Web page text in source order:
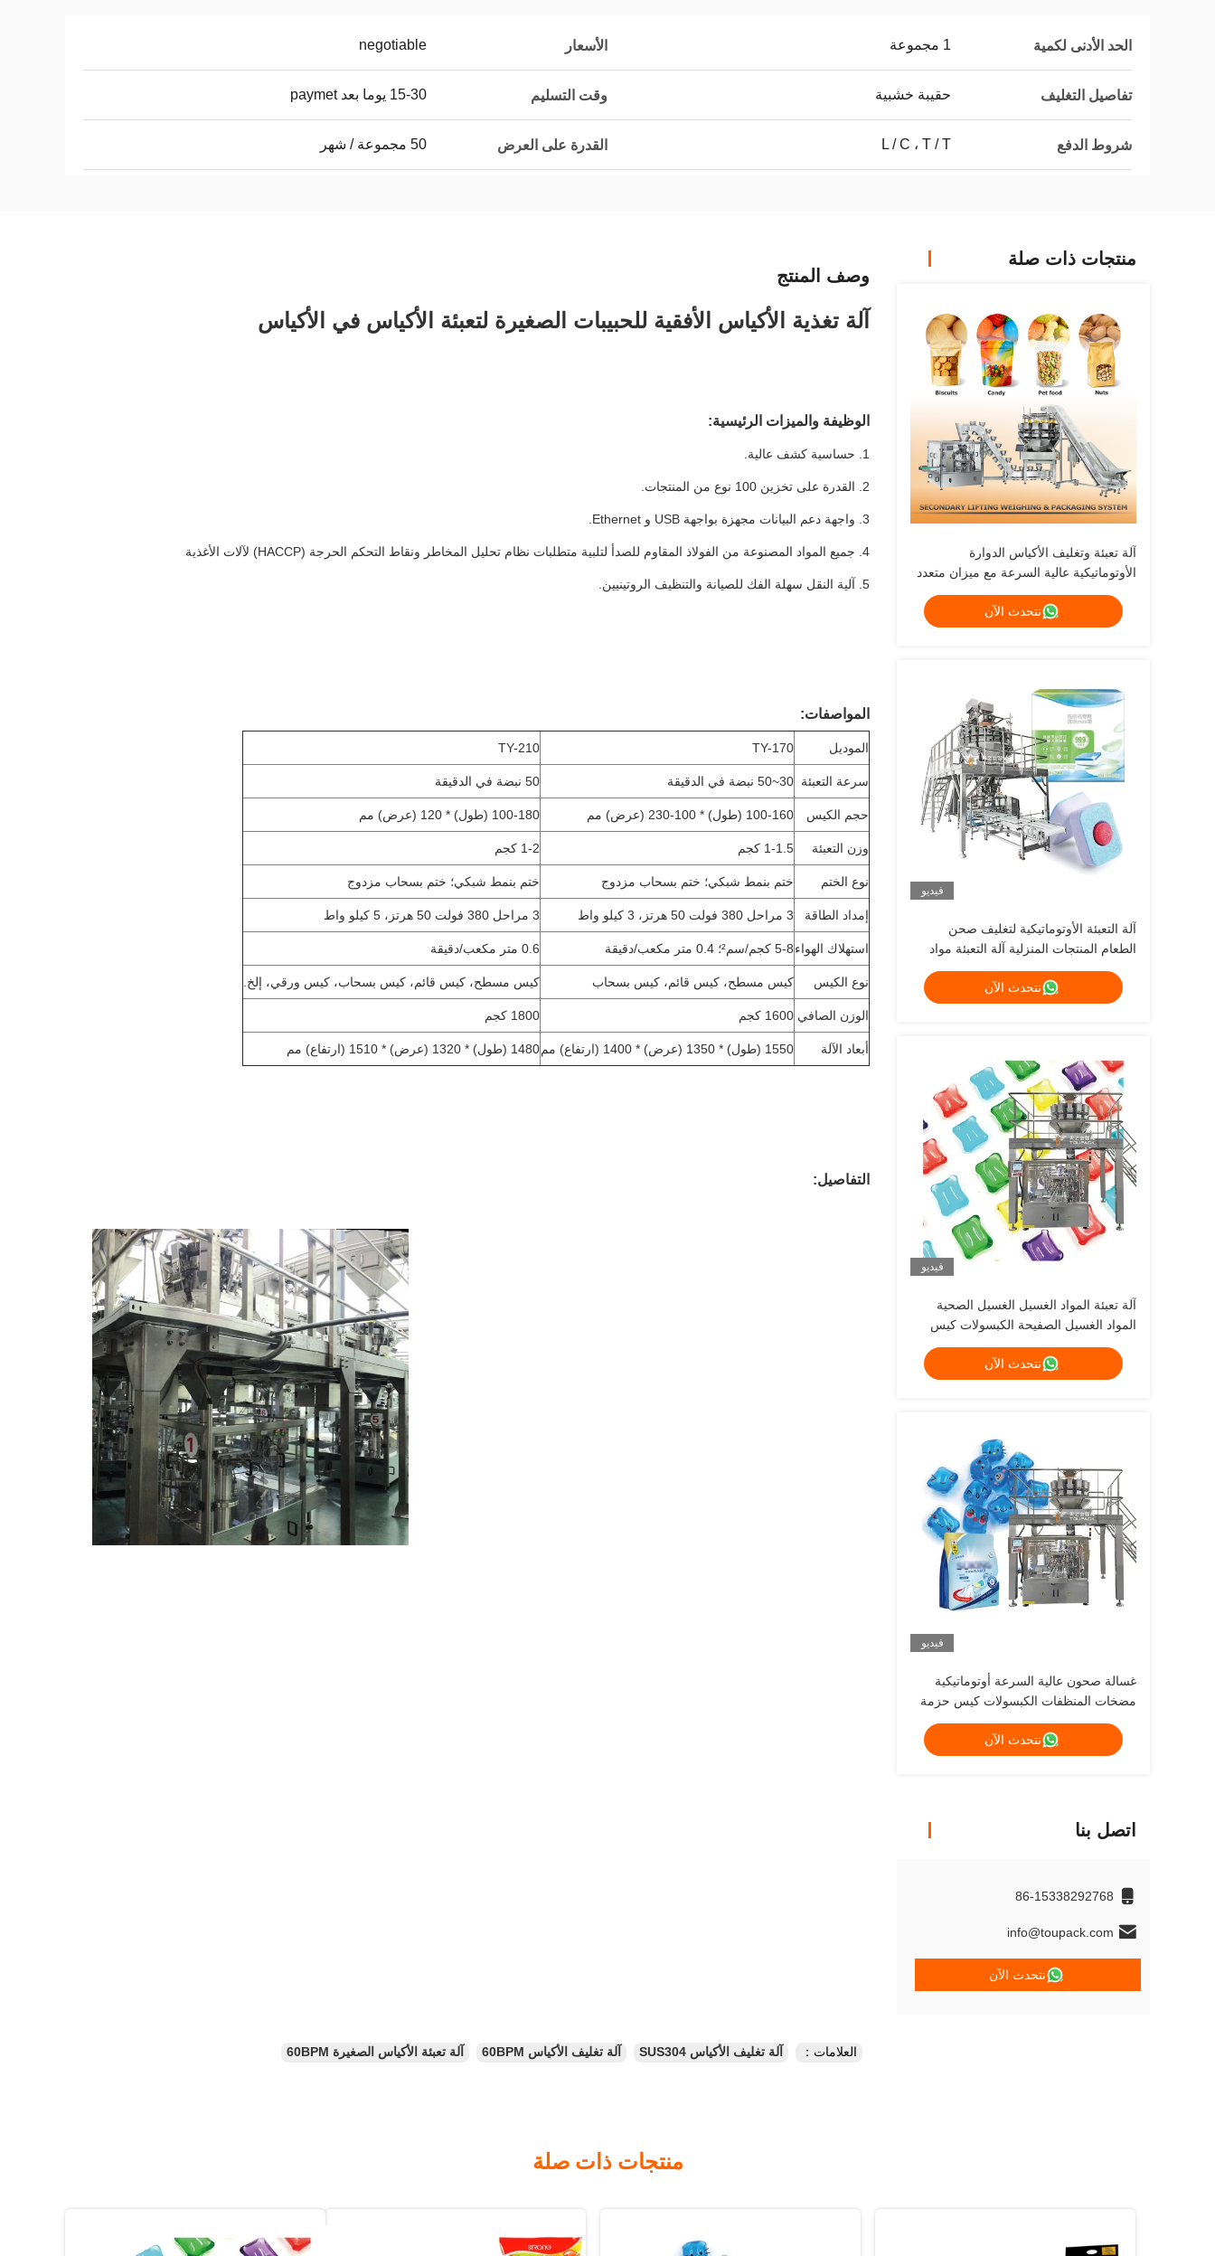
الحد الأدنى لكمية 1 مجموعة الأسعار negotiable
تفاصيل التغليف حقيبة خشبية وقت التسليم 15-30 يوما بعد paymet
شروط الدفع L / C ، T / T القدرة على العرض 50 مجموعة / شهر
منتجات ذات صلة
آلة تعبئة وتغليف الأكياس الدوارة
الأوتوماتيكية عالية السرعة مع ميزان متعدد
الرؤوس 10/14
نتحدث الآن
فيديو
آلة التعبئة الأوتوماتيكية لتغليف صحن
الطعام المنتجات المنزلية آلة التعبئة مواد
التنظيف آلة التعبئة الصفيحة
نتحدث الآن
فيديو
آلة تعبئة المواد الغسيل الغسيل الصحية
المواد الغسيل الصفيحة الكبسولات كيس
تعبئة آلة غسيل الصحون جيل الكبسولات
حقيبة صندوق تعبئة آلةنتحدث الآن
فيديو
غسالة صحون عالية السرعة أوتوماتيكية
مضخات المنظفات الكبسولات كيس حزمة
غسالة صحون مسحوق جيل كبسول حزمة
آلة
نتحدث الآن
اتصل بنا
86-15338292768
info@toupack.com
نتحدث الآن
وصف المنتج
آلة تغذية الأكياس الأفقية للحبيبات الصغيرة لتعبئة الأكياس في الأكياس
الوظيفة والميزات الرئيسية:
1. حساسية كشف عالية.
2. القدرة على تخزين 100 نوع من المنتجات.
3. واجهة دعم البيانات مجهزة بواجهة USB و Ethernet.
4. جميع المواد المصنوعة من الفولاذ المقاوم للصدأ لتلبية متطلبات نظام تحليل المخاطر ونقاط التحكم الحرجة (HACCP) لآلات الأغذية
5. آلية النقل سهلة الفك للصيانة والتنظيف الروتينيين.
المواصفات:
الموديل TY-170
TY-210
سرعة التعبئة 30~50 نبضة في الدقيقة 50 نبضة في الدقيقة
حجم الكيس 100-160 (طول) * 100-230 (عرض) مم 100-180 (طول) * 120 (عرض) مم
وزن التعبئة 1-1.5 كجم 1-2 كجم
نوع الختم ختم بنمط شبكي؛ ختم بسحاب مزدوج ختم بنمط شبكي؛ ختم بسحاب مزدوج
إمداد الطاقة 3 مراحل 380 فولت 50 هرتز، 3 كيلو واط 3 مراحل 380 فولت 50 هرتز، 5 كيلو واط
استهلاك الهواء5-8 كجم/سم²؛ 0.4 متر مكعب/دقيقة 0.6 متر مكعب/دقيقة
نوع الكيس كيس مسطح، كيس قائم، كيس بسحاب كيس مسطح، كيس قائم، كيس بسحاب، كيس ورقي، إلخ.
الوزن الصافي 1600 كجم 1800 كجم
أبعاد الآلة 1550 (طول) * 1350 (عرض) * 1400 (ارتفاع) مم 1480 (طول) * 1320 (عرض) * 1510 (ارتفاع) مم
التفاصيل:
العلامات： آلة تغليف الأكياس SUS304 آلة تغليف الأكياس 60BPM آلة تعبئة الأكياس الصغيرة 60BPM
منتجات ذات صلة